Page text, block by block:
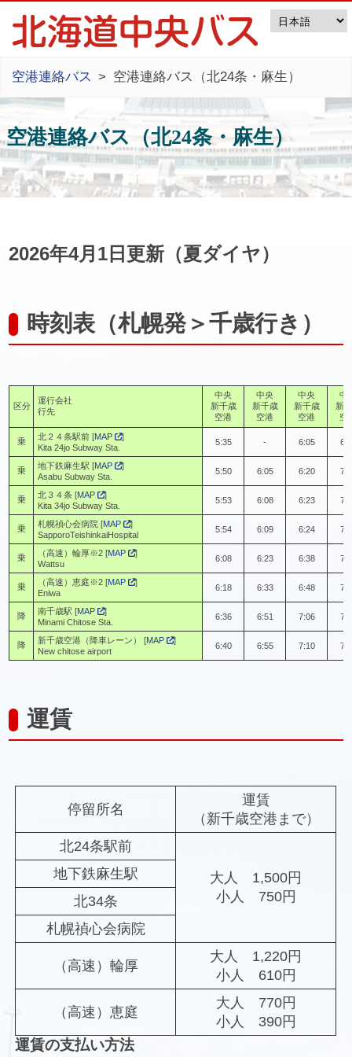
空港連絡バス 空港連絡バス（北24条・麻生）
空港連絡バス（北24条・麻生）
2026年4月1日更新（夏ダイヤ）
時刻表（札幌発＞千歳行き）
区分
運行会社
行先
中央
新千歳
空港
中央
新千歳
空港
中央
新千歳
空港
中
新
空
乗 北２４条駅前 [MAP
]
Kita 24jo Subway Sta.
5:35 - 6:05
乗 地下鉄麻生駅 [MAP
]
Asabu Subway Sta.
5:50 6:05 6:20
乗 北３４条 [MAP
]
Kita 34jo Subway Sta.
5:53 6:08 6:23
乗 札幌禎心会病院 [MAP
]
SapporoTeishinkaiHospital
5:54 6:09 6:24
乗 （高速）輪厚※2 [MAP
]
Wattsu
6:08 6:23 6:38
乗 （高速）恵庭※2 [MAP
]
Eniwa
6:18 6:33 6:48
降 南千歳駅 [MAP
]
Minami Chitose Sta.
6:36 6:51 7:06
降 新千歳空港（降車レーン） [MAP
]
New chitose airport
6:40 6:55 7:10
運賃
停留所名
運賃
（新千歳空港まで）
北24条駅前
大人 1,500円
小人 750円
地下鉄麻生駅
北34条
札幌禎心会病院
（高速）輪厚
大人 1,220円
小人 610円
（高速）恵庭
大人 770円
小人 390円
運賃の支払い方法